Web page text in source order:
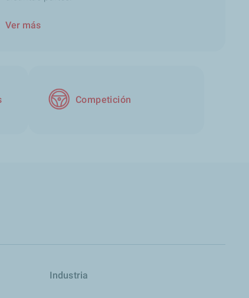
Ver más
Competición
Industria